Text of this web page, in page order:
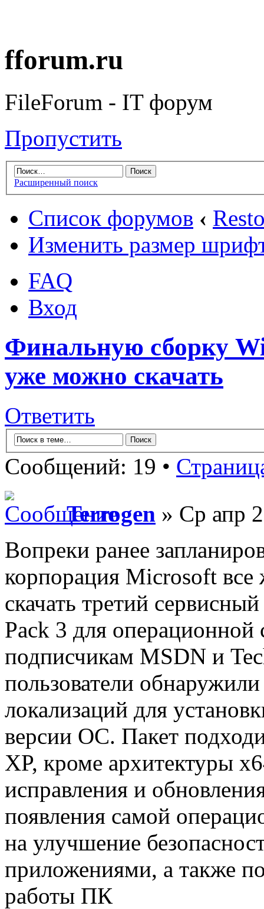
fforum.ru
FileForum - IT форум
Пропустить
Расширенный поиск
Список форумов ‹
Изменить размер
FAQ
Вход
Финальную сборку
уже можно скачать
Ответить
Сообщений: 19 •
Terrogen » Ср апр
Вопреки ранее
корпорация Microsoft все
скачать третий
Pack 3 для
подписчикам MSDN и
пользователи
локализаций для
версии ОС. Пакет
XP, кроме архитектуры
исправления и
появления самой
на улучшение
приложениями, а также
работы ПК